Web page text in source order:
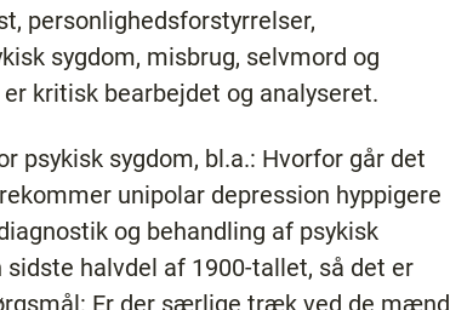
personlighedsforstyrrelser,
sygdom, misbrug, selvmord og
kritisk bearbejdet og analyseret.
psykisk sygdom, bl.a.: Hvorfor går det
unipolar depression hyppigere
og behandling af psykisk
halvdel af 1900-tallet, så det er
Er der særlige træk ved de mænd